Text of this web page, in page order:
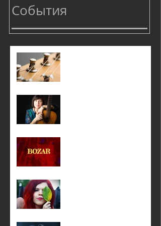
События